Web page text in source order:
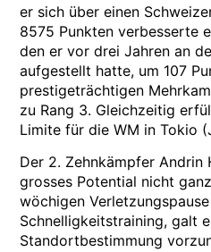
er sich über einen
8575 Punkten verbesserte
den er vor drei Jahren an
aufgestellt hatte, um 107
prestigeträchtigen
zu Rang 3. Gleichzeitig
Limite für die WM in Tokio
Der 2. Zehnkämpfer Andrin
grosses Potential nicht
wöchigen
Schnelligkeitstraining, galt
Standortbestimmung